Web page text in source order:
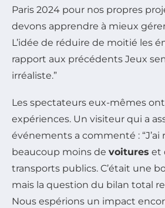
Paris 2024 pour nos propres
devons apprendre à mieux
L’idée de réduire de moitié les
rapport aux précédents Jeux
irréaliste.”
Les spectateurs eux-mêmes
expériences. Un visiteur qui a
événements a commenté : “J’ai
beaucoup moins de voitures et
transports publics. C’était une
mais la question du bilan total
Nous espérions un impact